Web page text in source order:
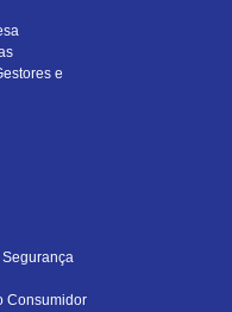
e
Consumidor